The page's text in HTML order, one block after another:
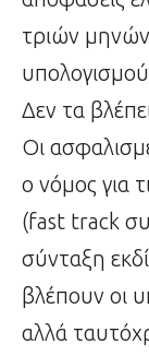
τριών
Δεν τα
Οι
ο νόμος για
(fast track
σύνταξη
βλέπουν οι
αλλά